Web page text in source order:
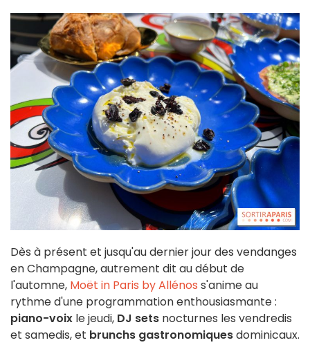
Dès à présent et jusqu'au dernier jour des vendanges
en Champagne, autrement dit au début de
l'automne, Moët in Paris by Allénos s'anime au
rythme d'une programmation enthousiasmante :
piano-voix le jeudi, DJ sets nocturnes les vendredis
et samedis, et brunchs gastronomiquesdominicaux.